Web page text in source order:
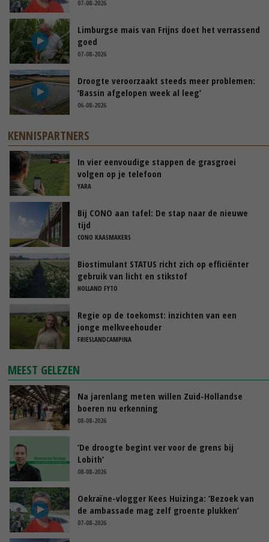
07-08-2026
Limburgse mais van Frijns doet het verrassend
goed
07-08-2026
Droogte veroorzaakt steeds meer problemen:
‘Bassin afgelopen week al leeg’
06-08-2026
KENNISPARTNERS
In vier eenvoudige stappen de grasgroei
volgen op je telefoon
YARA
Bij CONO aan tafel: De stap naar de nieuwe
tijd
CONO KAASMAKERS
Biostimulant STATUS richt zich op efficiënter
gebruik van licht en stikstof
HOLLAND FYTO
Regie op de toekomst: inzichten van een
jonge melkveehouder
FRIESLANDCAMPINA
MEEST GELEZEN
Na jarenlang meten willen Zuid-Hollandse
boeren nu erkenning
08-08-2026
‘De droogte begint ver voor de grens bij
Lobith’
08-08-2026
Oekraïne-vlogger Kees Huizinga: ‘Bezoek van
de ambassade mag zelf groente plukken’
07-08-2026